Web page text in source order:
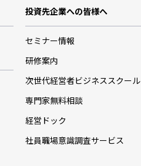
投資先企業への皆様へ
セミナー情報
研修案内
次世代経営者ビジネススクール
専門家無料相談
経営ドック
社員職場意識調査サービス